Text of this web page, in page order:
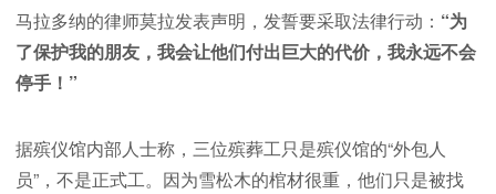
马拉多纳的律师莫拉发表声明，发誓要采取法律行动： “为
了保护我的朋友，我会让他们付出巨大的代价，我永远不会
停手！”
据殡仪馆内部人士称，三位殡葬工只是殡仪馆的“外包人
员”，不是正式工。因为雪松木的棺材很重，他们只是被找